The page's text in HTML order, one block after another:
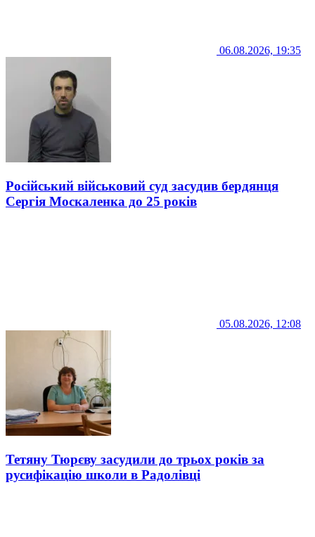
06.08.2026, 19:35
Російський військовий суд засудив бердянця
Сергія Москаленка до 25 років
05.08.2026, 12:08
Тетяну Тюрєву засудили до трьох років за
русифікацію школи в Радолівці